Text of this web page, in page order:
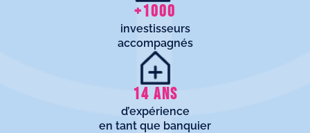
+1000
investisseurs
accompagnés
14 ANS
d’expérience
en tant que banquier